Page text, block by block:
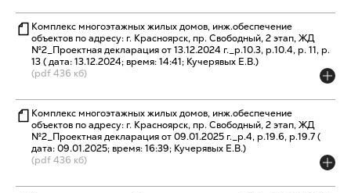
Комплекс многоэтажных жилых домов, инж.обеспечение
объектов по адресу: г. Красноярск, пр. Свободный, 2 этап, ЖД
№2_Проектная декларация от 13.12.2024 г._р.10.3, р.10.4, р. 11, р.
13 ( дата: 13.12.2024; время: 14:41; Кучерявых Е.В.)
(pdf 436 кб)
Комплекс многоэтажных жилых домов, инж.обеспечение
объектов по адресу: г. Красноярск, пр. Свободный, 2 этап, ЖД
№2_Проектная декларация от 09.01.2025 г._р.4, р.19.6, р.19.7 (
дата: 09.01.2025; время: 16:39; Кучерявых Е.В.)
(pdf 436 кб)